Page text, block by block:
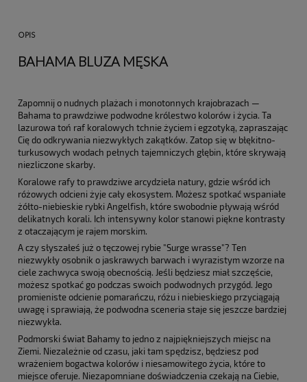
OPIS
BAHAMA BLUZA MĘSKA
Zapomnij o nudnych plażach i monotonnych krajobrazach —
Bahama to prawdziwe podwodne królestwo kolorów i życia. Ta
lazurowa toń raf koralowych tchnie życiem i egzotyką, zapraszając
Cię do odkrywania niezwykłych zakątków. Zatop się w błękitno-
turkusowych wodach pełnych tajemniczych głębin, które skrywają
niezliczone skarby.
Koralowe rafy to prawdziwe arcydzieła natury, gdzie wśród ich
różowych odcieni żyje cały ekosystem. Możesz spotkać wspaniałe
żółto-niebieskie rybki Angelfish, które swobodnie pływają wśród
delikatnych korali. Ich intensywny kolor stanowi piękne kontrasty
z otaczającym je rajem morskim.
A czy słyszałeś już o tęczowej rybie "Surge wrasse"? Ten
niezwykły osobnik o jaskrawych barwach i wyrazistym wzorze na
ciele zachwyca swoją obecnością. Jeśli będziesz miał szczęście,
możesz spotkać go podczas swoich podwodnych przygód. Jego
promieniste odcienie pomarańczu, różu i niebieskiego przyciągają
uwagę i sprawiają, że podwodna sceneria staje się jeszcze bardziej
niezwykła.
Podmorski świat Bahamy to jedno z najpiękniejszych miejsc na
Ziemi. Niezależnie od czasu, jaki tam spędzisz, będziesz pod
wrażeniem bogactwa kolorów i niesamowitego życia, które to
miejsce oferuje. Niezapomniane doświadczenia czekają na Ciebie,